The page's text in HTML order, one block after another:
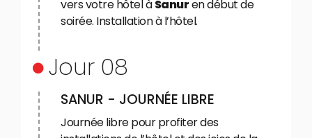
vers votre hôtel àSanuren début de
soirée. Installation à l’hôtel.
Jour 08
SANUR - JOURNÉE LIBRE
Journée libre pour profiter des